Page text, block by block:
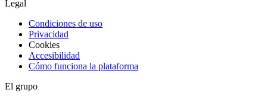
Legal
Condiciones de uso
Privacidad
Cookies
Accesibilidad
Cómo funciona la plataforma
El grupo